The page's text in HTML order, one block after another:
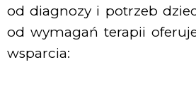
od diagnozy i potrzeb
od wymagań terapii
wsparcia: